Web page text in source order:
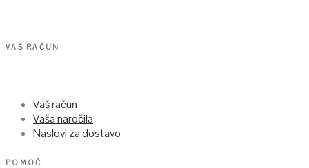
VAŠ RAČUN
Vaš račun
Vaša naročila
Naslovi za dostavo
POMOČ